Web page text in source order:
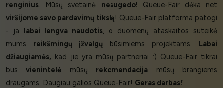
renginius. Mūsų svetainė nesugedo! Queue-Fair dėka net
viršijome savo pardavimų tikslą! Queue-Fair platforma patogi
- ja
labai lengva naudotis, o duomenų ataskaitos suteikė
mums reikšmingų įžvalgų būsimiems projektams.
Labai
džiaugiamės, kad jie yra mūsų partneriai :) Queue-Fair tikrai
busvienintelė mūsų rekomendacija mūsų brangiems
draugams. Daugiau galios Queue-Fair! Geras darbas!’